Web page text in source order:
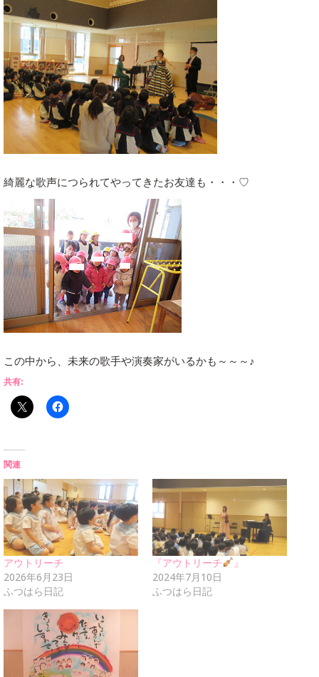
綺麗な歌声につられてやってきたお友達も・・・♡
この中から、未来の歌手や演奏家がいるかも～～～♪
共有:
関連
アウトリーチ
2026年6月23日
ふつはら日記
『アウトリーチ
』
2024年7月10日
ふつはら日記